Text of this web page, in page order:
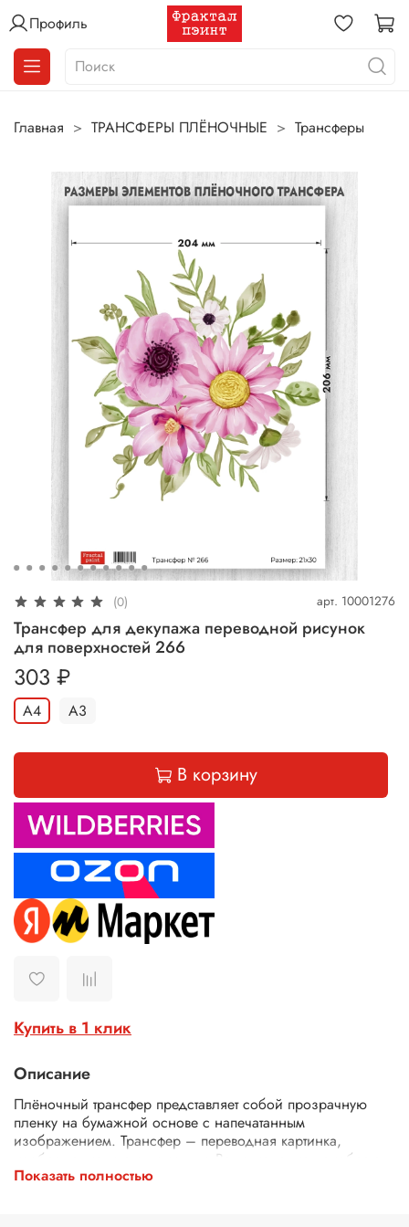
Профиль
Главная ТРАНСФЕРЫ ПЛЁНОЧНЫЕ Трансферы
(0) арт. 10001276
Трансфер для декупажа переводной рисунок
для поверхностей 266
303 ₽
А4 А3
В корзину
Купить в 1 клик
Описание
Плёночный трансфер представляет собой прозрачную
пленку на бумажной основе с напечатанным
изображением. Трансфер – переводная картинка,
изображение, с его помощью Ваше изделие приобретет
неповторимость и уникальность. Трансферной бумагой
Показать полностью